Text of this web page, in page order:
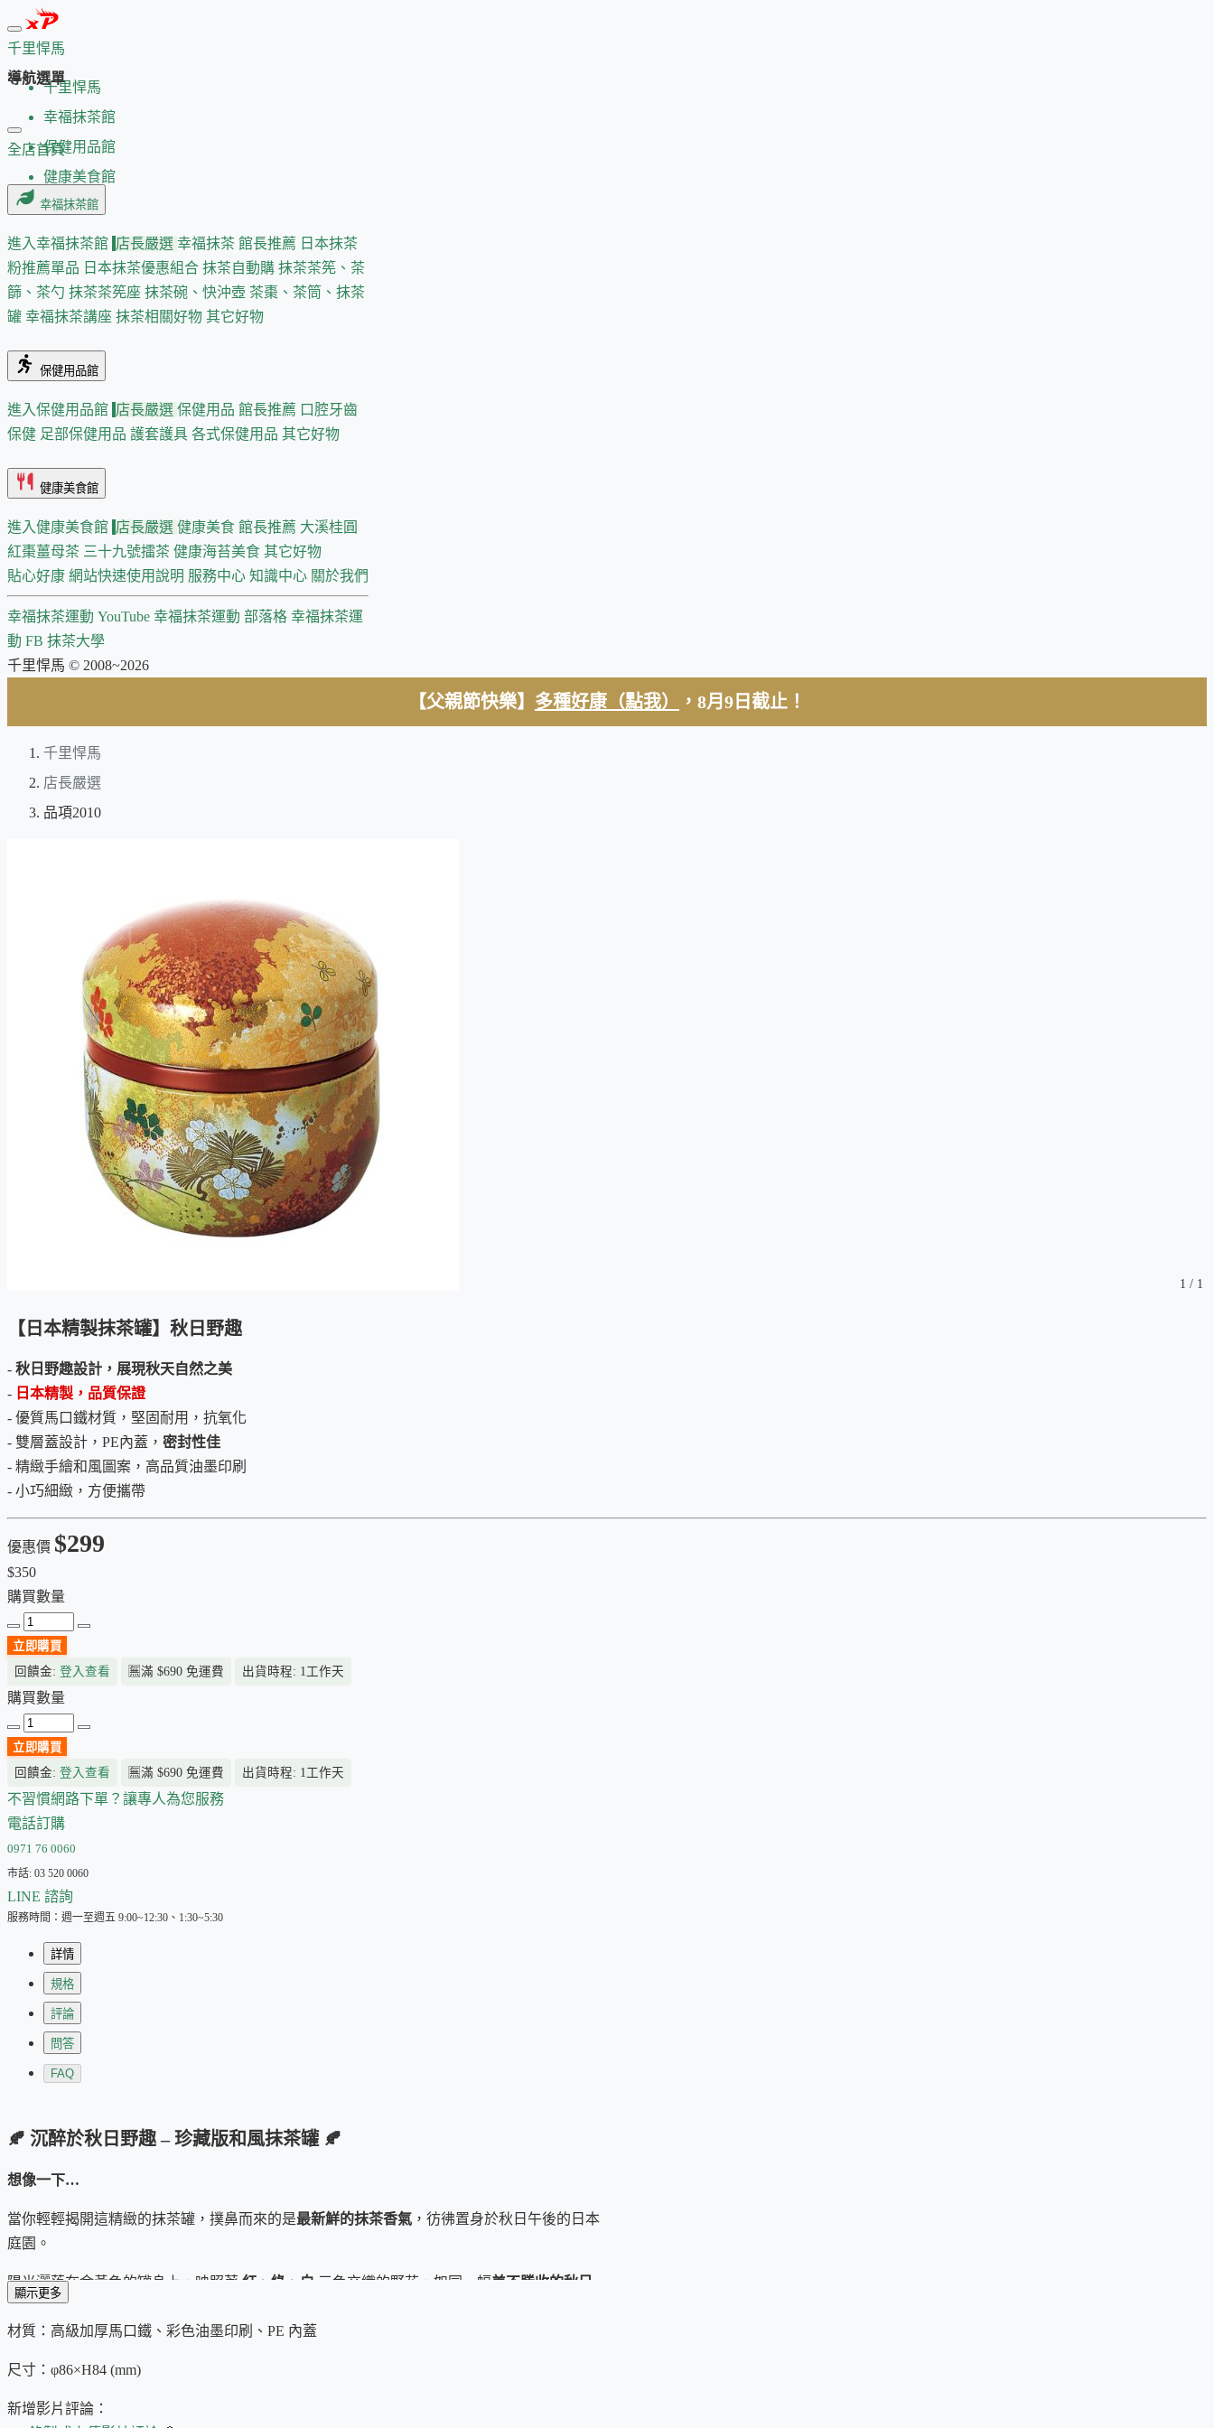
千里悍馬
千里悍馬
幸福抹茶館
保健用品館
健康美食館
導航選單
全店首頁
幸福抹茶館
進入幸福抹茶館 店長嚴選 幸福抹茶 館長推薦 日本抹茶
粉推薦單品 日本抹茶優惠組合 抹茶自動購 抹茶茶筅、茶
篩、茶勺 抹茶茶筅座 抹茶碗、快沖壺 茶棗、茶筒、抹茶
罐 幸福抹茶講座 抹茶相關好物 其它好物
保健用品館
進入保健用品館 店長嚴選 保健用品 館長推薦 口腔牙齒
保健 足部保健用品 護套護具 各式保健用品 其它好物
健康美食館
進入健康美食館 店長嚴選 健康美食 館長推薦 大溪桂圓
紅棗薑母茶 三十九號擂茶 健康海苔美食 其它好物
貼心好康 網站快速使用說明 服務中心 知識中心 關於我們
幸福抹茶運動 YouTube 幸福抹茶運動 部落格 幸福抹茶運
動 FB 抹茶大學
千里悍馬 © 2008~2026
【父親節快樂】 多種好康（點我） ，8月9日截止！
千里悍馬
店長嚴選
品項2010
1 / 1
【日本精製抹茶罐】秋日野趣
- 秋日野趣設計，展現秋天自然之美
- 日本精製，品質保證
- 優質馬口鐵材質，堅固耐用，抗氧化
- 雙層蓋設計，PE內蓋， 密封性佳
- 精緻手繪和風圖案，高品質油墨印刷
- 小巧細緻，方便攜帶
優惠價 $299
$350
購買數量
立即購買
回饋金: 登入查看 🈚滿 $690 免運費 出貨時程: 1工作天
購買數量
立即購買
回饋金: 登入查看 🈚滿 $690 免運費 出貨時程: 1工作天
不習慣網路下單？讓專人為您服務
電話訂購
0971 76 0060
市話: 03 520 0060
LINE 諮詢
服務時間：週一至週五 9:00~12:30、1:30~5:30
詳情
規格
評論
問答
FAQ
🍂 沉醉於秋日野趣 – 珍藏版和風抹茶罐 🍂
想像一下…
當你輕輕揭開這精緻的抹茶罐，撲鼻而來的是最新鮮的抹茶香氣 ，彷彿置身於秋日午後的日本
庭園。
陽光灑落在金黃色的罐身上，映照著 紅、綠、白 三色交織的野花，如同一幅美不勝收的秋日
風景畫，在你眼前徐徐展開…
拂，落葉沙沙作響…
這款珍藏版和風抹茶罐
顯示更多
材質：高級加厚馬口鐵、彩色油墨印刷、PE 內蓋
尺寸：φ86×H84 (mm)
新增影片評論：